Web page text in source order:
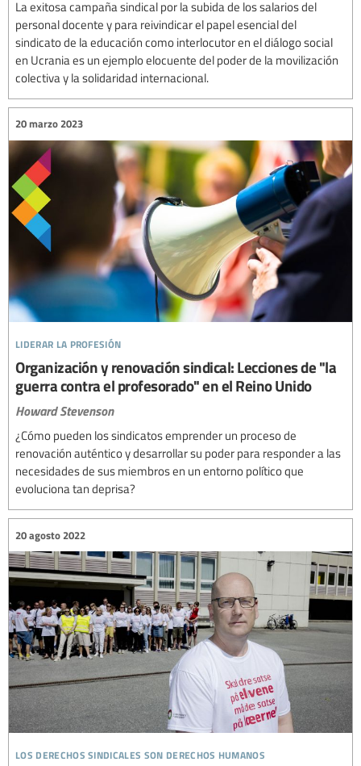
La exitosa campaña sindical por la subida de los salarios del
personal docente y para reivindicar el papel esencial del
sindicato de la educación como interlocutor en el diálogo social
en Ucrania es un ejemplo elocuente del poder de la movilización
colectiva y la solidaridad internacional.
liderar la profesión
20 marzo 2023
Organización y renovación sindical: Lecciones de "la
guerra contra el profesorado" en el Reino Unido
Howard Stevenson
¿Cómo pueden los sindicatos emprender un proceso de
renovación auténtico y desarrollar su poder para responder a las
necesidades de sus miembros en un entorno político que
evoluciona tan deprisa?
los derechos sindicales son derechos humanos
20 agosto 2022